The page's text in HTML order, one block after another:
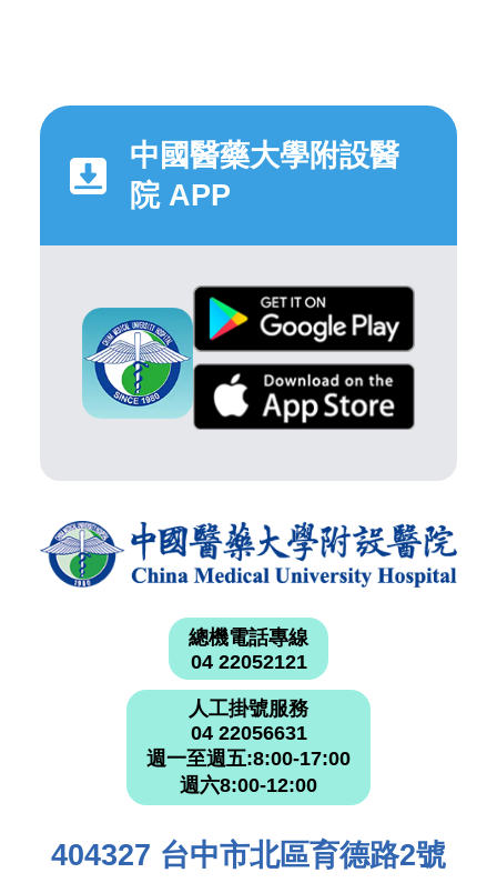
中國醫藥大學附設醫
院 APP
總機電話專線
04 22052121
人工掛號服務
04 22056631
週一至週五:8:00-17:00
週六8:00-12:00
404327 台中市北區育德路2號